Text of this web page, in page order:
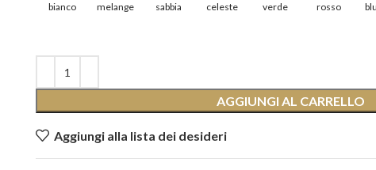
bianco melange sabbia celeste verde rosso
AGGIUNGI AL CARRELLO
Aggiungi alla lista dei desideri